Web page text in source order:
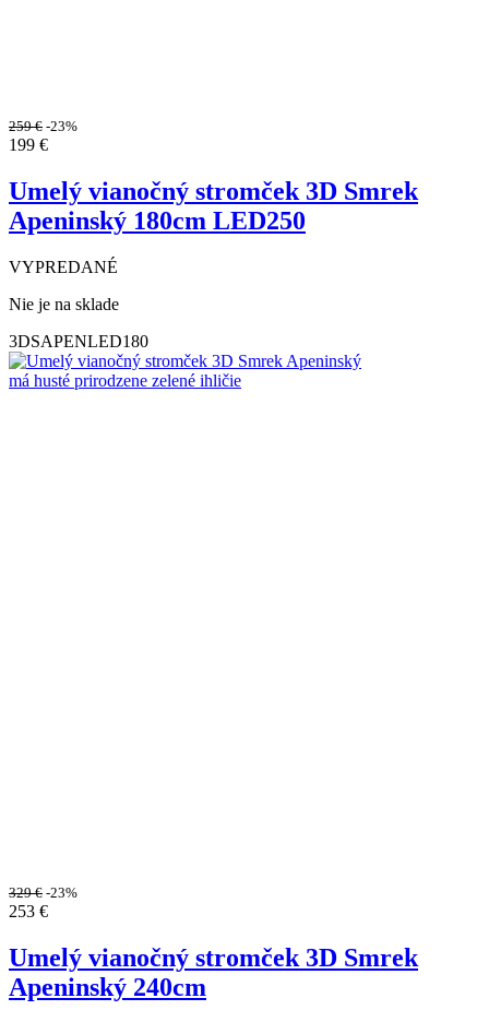
259€ -23%
199 €
Umelý vianočný stromček 3D Smrek
Apeninský 180cm LED250
VYPREDANÉ
Nie je na sklade
3DSAPENLED180
329€ -23%
253 €
Umelý vianočný stromček 3D Smrek
Apeninský 240cm